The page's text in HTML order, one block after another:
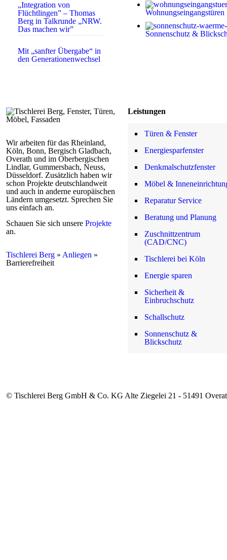
Wohnungseingangstüren
Sonnenschutz &
„Integration von
Flüchtlingen” – Thomas
Berg in Talkrunde „NRW.
Das machen wir”
Mit „sanfter Übergabe“ in
den Generationenwechsel
Wir arbeiten für das Rheinland,
Köln, Bonn, Bergisch Gladbach,
Overath und im Oberbergischen
Lindlar, Gummersbach, Neuss,
Düsseldorf. Zusätzlich haben wir
schon Projekte deutschlandweit
und auch in anderne europäischen
Ländern umgesetzt. Sprechen Sie
uns einfach an.
Schauen Sie sich unsere Projekte
an.
Tischlerei Berg » Anliegen »
Barrierefreiheit
Leistungen
Türen & Fenster
Energiesparfenster
Denkmalschutzfenster
Möbel &
Reparatur Service
Beratung und Planung
Zuschnittzentrum
(CAD/CNC)
Tischlerei bei Köln
Energie sparen
Sicherheit &
Einbruchschutz
Schallschutz
Sonnenschutz &
Blickschutz
© Tischlerei Berg GmbH & Co. KG Alte Ziegelei 21 - 51491